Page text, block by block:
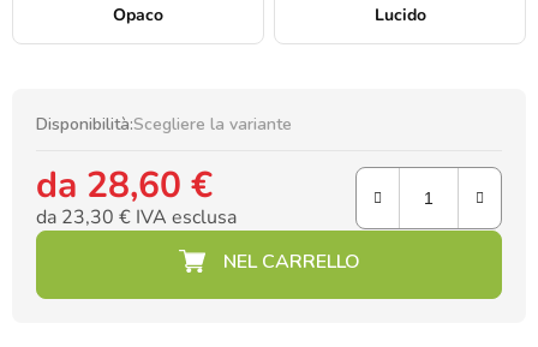
Opaco Lucido
Disponibilità:Scegliere la variante
da 28,60 €
da 23,30 € IVA esclusa
Prezzo della misura: